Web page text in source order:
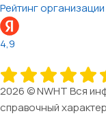
Рейтинг
4,9
2026 © NWHT Вся
справочный